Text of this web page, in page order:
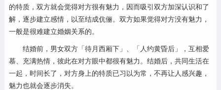
的特质，双方就会觉得对方很有魅力，因而吸引双方加深认识和了
解，逐步建立感情，以至结成伉俪。双方如果觉得对方没有魅力，
一般是很难建立婚姻关系的。
结婚前，男女双方「待月西厢下」、「人约黄昏后」，互相爱
慕、充满热情，彼此在对方眼中都很有魅力。结婚后，共同生活在
一起，时间长了，对方身上的特质已习以为常，不再让人感兴趣，
魅力也就会逐步消失。